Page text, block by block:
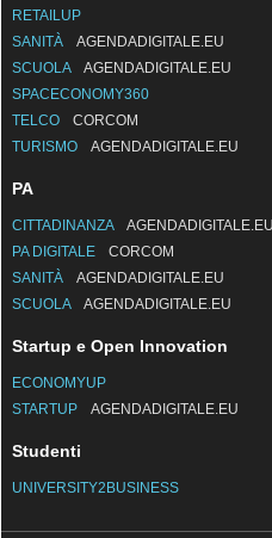
RETAILUP
SANITÀ
AGENDADIGITALE.EU
SCUOLA
AGENDADIGITALE.EU
SPACECONOMY360
TELCO
CORCOM
TURISMO
AGENDADIGITALE.EU
PA
CITTADINANZA
AGENDADIGITALE.EU
PA DIGITALE
CORCOM
SANITÀ
AGENDADIGITALE.EU
SCUOLA
AGENDADIGITALE.EU
Startup e Open Innovation
ECONOMYUP
STARTUP
AGENDADIGITALE.EU
Studenti
UNIVERSITY2BUSINESS